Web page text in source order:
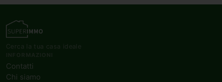
Cerca la tua casa ideale
Contatti
Chi siamo